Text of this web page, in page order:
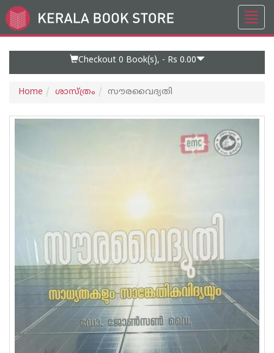
Go
to
Checkout 0 Book(s), - Rs 0.00
Home ശാസ്ത്രം സൗരവൈദ്യതി